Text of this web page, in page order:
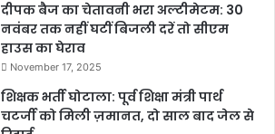
दीपक बैज का चेतावनी भरा अल्टीमेटम: 30
नवंबर तक नहीं घटीं बिजली दरें तो सीएम
हाउस का घेराव
November 17, 2025
शिक्षक भर्ती घोटाला: पूर्व शिक्षा मंत्री पार्थ
चटर्जी को मिली ज़मानत, दो साल बाद जेल से